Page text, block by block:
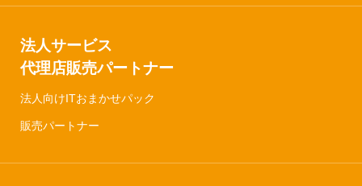
法人サービス
代理店販売パートナー
法人向けITおまかせパック
販売パートナー